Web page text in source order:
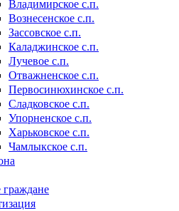
Владимирское с.п.
Вознесенское с.п.
Зассовское с.п.
Каладжинское с.п.
Лучевое с.п.
Отважненское с.п.
Первосинюхинское с.п.
Сладковское с.п.
Упорненское с.п.
Харьковское с.п.
Чамлыкское с.п.